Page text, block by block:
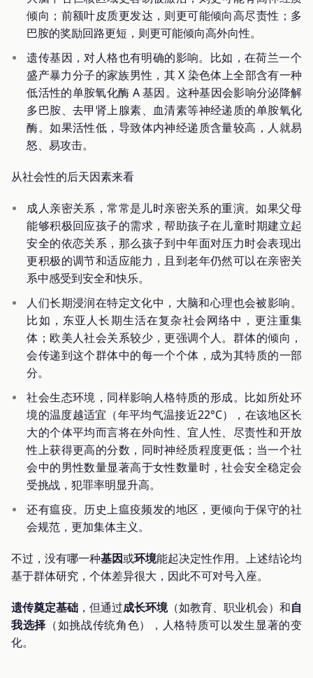
倾向；前额叶皮质更发达，则更可能倾向高尽责性；多
巴胺的奖励回路更短，则更可能倾向高外向性。
遗传基因，对人格也有明确的影响。比如，在荷兰一个
盛产暴力分子的家族男性，其 X 染色体上全部含有一种
低活性的单胺氧化酶 A 基因。这种基因会影响分泌降解
多巴胺、去甲肾上腺素、血清素等神经递质的单胺氧化
酶。如果活性低，导致体内神经递质含量较高，人就易
怒、易攻击。
从社会性的后天因素来看
成人亲密关系，常常是儿时亲密关系的重演。如果父母
能够积极回应孩子的需求，帮助孩子在儿童时期建立起
安全的依恋关系，那么孩子到中年面对压力时会表现出
更积极的调节和适应能力，且到老年仍然可以在亲密关
系中感受到安全和快乐。
人们长期浸润在特定文化中，大脑和心理也会被影响。
比如，东亚人长期生活在复杂社会网络中，更注重集
体；欧美人社会关系较少，更强调个人。群体的倾向，
会传递到这个群体中的每一个个体，成为其特质的一部
分。
社会生态环境，同样影响人格特质的形成。比如所处环
境的温度越适宜（年平均气温接近22°C），在该地区长
大的个体平均而言将在外向性、宜人性、尽责性和开放
性上获得更高的分数，同时神经质程度更低；当一个社
会中的男性数量显著高于女性数量时，社会安全稳定会
受挑战，犯罪率明显升高。
还有瘟疫。历史上瘟疫频发的地区，更倾向于保守的社
会规范，更加集体主义。
不过，没有哪一种基因或环境能起决定性作用。上述结论均
基于群体研究，个体差异很大，因此不可对号入座。
遗传奠定基础 ，但通过成长环境（如教育、职业机会）和自
我选择 （如挑战传统角色），人格特质可以发生显著的变
化。